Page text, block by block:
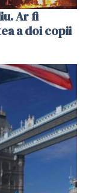
Ar fi
a doi copii